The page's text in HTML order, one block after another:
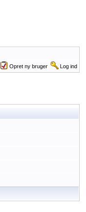
Opret ny bruger Log ind